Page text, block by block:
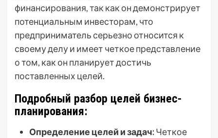
финансирования, так как он демонстрирует
потенциальным инвесторам, что
предприниматель серьезно относится к
своему делу и имеет четкое представление
о том, как он планирует достичь
поставленных целей.
Подробный разбор целей бизнес-
планирования:
Определение целей и задач:Четкое